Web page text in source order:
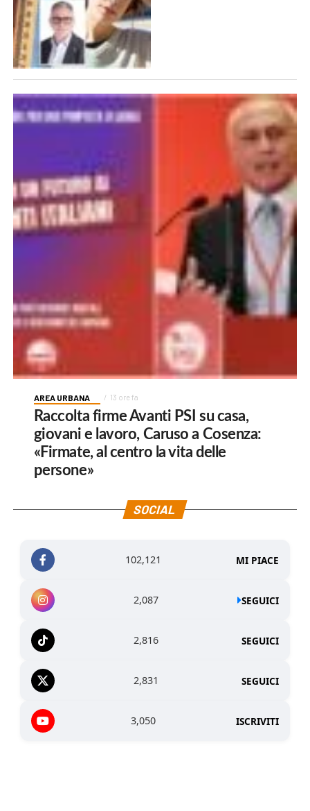
AREA URBANA 13 ore fa
Raccolta firme Avanti PSI su casa,
giovani e lavoro, Caruso a Cosenza:
«Firmate, al centro la vita delle
persone»
SOCIAL
102,121 MI PIACE
2,087 SEGUICI
2,816 SEGUICI
2,831 SEGUICI
3,050 ISCRIVITI